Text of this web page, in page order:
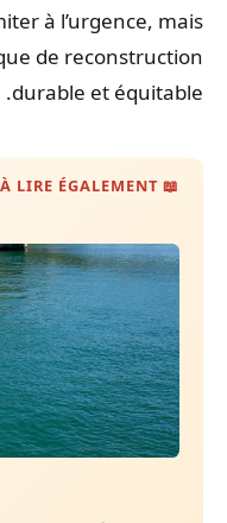
à l’urgence, mais
de reconstruction
durable et équitable.
📖 À LIRE ÉGALEMENT